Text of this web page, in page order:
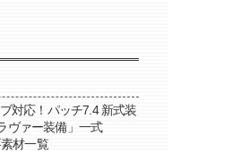
対応！パッチ7.4 新式装
ヴァー装備」一式
素材一覧